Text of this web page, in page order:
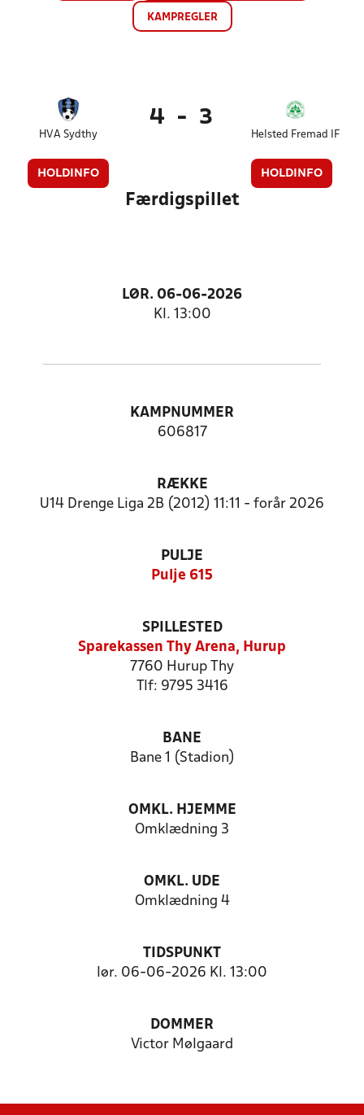
KAMPREGLER
HVA Sydthy
HOLDINFO
4 - 3
Helsted Fremad IF
HOLDINFO
Færdigspillet
LØR. 06-06-2026
Kl. 13:00
KAMPNUMMER
606817
RÆKKE
U14 Drenge Liga 2B (2012) 11:11 - forår 2026
PULJE
Pulje 615
SPILLESTED
Sparekassen Thy Arena, Hurup
7760 Hurup Thy
Tlf: 9795 3416
BANE
Bane 1 (Stadion)
OMKL. HJEMME
Omklædning 3
OMKL. UDE
Omklædning 4
TIDSPUNKT
lør. 06-06-2026 Kl. 13:00
DOMMER
Victor Mølgaard